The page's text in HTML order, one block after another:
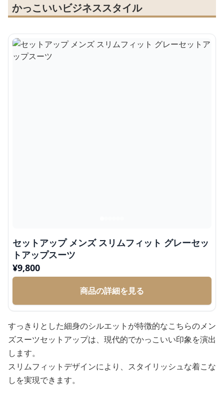
かっこいいビジネススタイル
セットアップ メンズ スリムフィット グレーセッ
トアップスーツ
¥9,800
商品の詳細を見る
すっきりとした細身のシルエットが特徴的なこちらのメン
ズスーツセットアップは、現代的でかっこいい印象を演出
します。
スリムフィットデザインにより、スタイリッシュな着こな
しを実現できます。